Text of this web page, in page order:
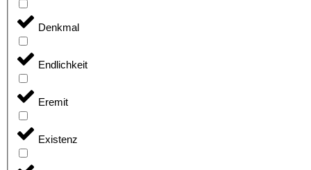
Denkmal
Endlichkeit
Eremit
Existenz